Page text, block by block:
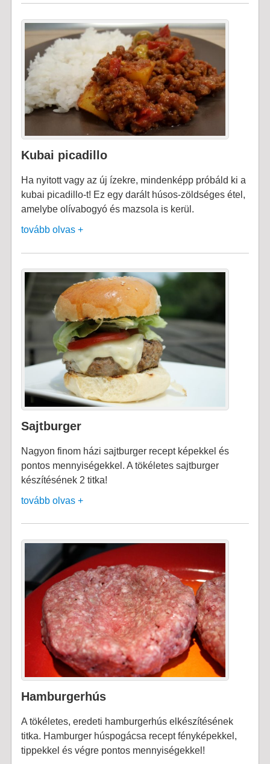
Kubai picadillo
Ha nyitott vagy az új ízekre, mindenképp próbáld ki a
kubai picadillo-t! Ez egy darált húsos-zöldséges étel,
amelybe olívabogyó és mazsola is kerül.
tovább olvas +
Sajtburger
Nagyon finom házi sajtburger recept képekkel és
pontos mennyiségekkel. A tökéletes sajtburger
készítésének 2 titka!
tovább olvas +
Hamburgerhús
A tökéletes, eredeti hamburgerhús elkészítésének
titka. Hamburger húspogácsa recept fényképekkel,
tippekkel és végre pontos mennyiségekkel!